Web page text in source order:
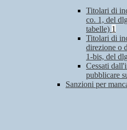
Titolari di
co. 1, del
tabelle) 1
Titolari di
direzione o
1-bis, del
Cessati
pubblicare
Sanzioni per